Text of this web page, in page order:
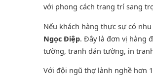
với phong cách trang trí sang
Nếu khách hàng thực sự có
Ngọc Điệp. Đây là đơn vị hàng
tường, tranh dán tường, in
Với đội ngũ thợ lành nghề hơn